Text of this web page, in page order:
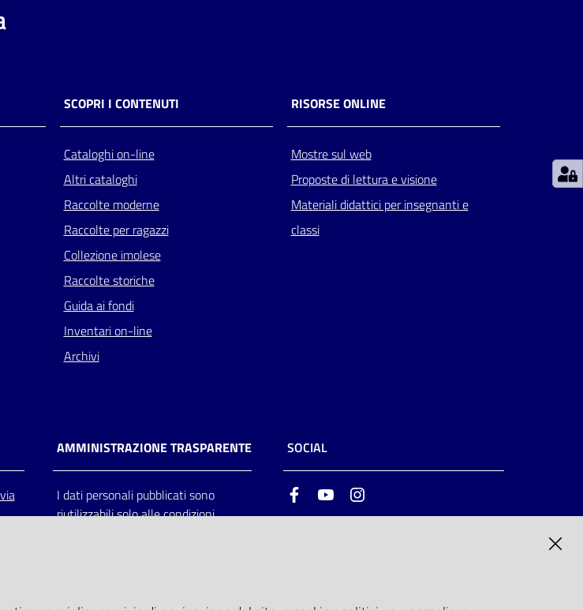
SCOPRI I CONTENUTI
Cataloghi on-line
Altri cataloghi
Raccolte moderne
Raccolte per ragazzi
Collezione imolese
Raccolte storiche
Guida ai fondi
Inventari on-line
Archivi
RISORSE ONLINE
Mostre sul web
Proposte di lettura e visione
Materiali didattici per insegnanti e
classi
AMMINISTRAZIONE TRASPARENTE
I dati personali pubblicati sono
riutilizzabili solo alle condizioni
SOCIAL
FacebookYoutube